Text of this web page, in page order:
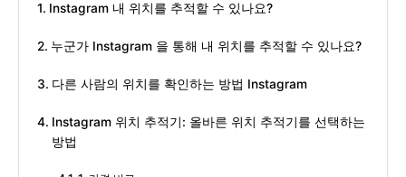
Instagram 내 위치를 추적할 수 있나요?
누군가 Instagram 을 통해 내 위치를 추적할 수 있나요?
다른 사람의 위치를 확인하는 방법 Instagram
Instagram 위치 추적기: 올바른 위치 추적기를 선택하는
방법